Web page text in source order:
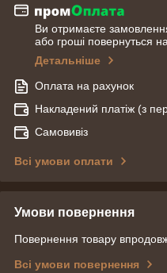
Ви отримаєте
або гроші повернуться
Детальніше
Оплата на рахунок
Накладений платіж (з
Самовивіз
Всі умови оплати
Умови повернення
Повернення товару
Всі умови повернення